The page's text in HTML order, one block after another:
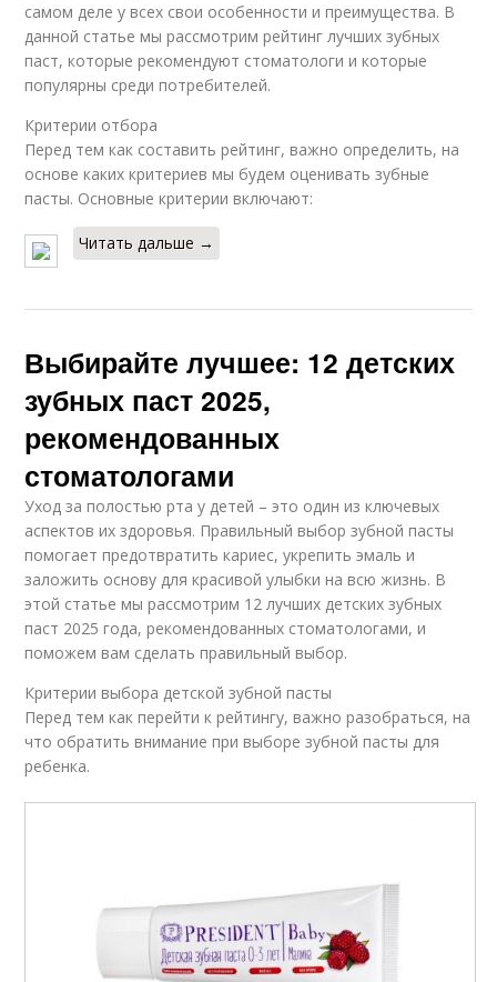
самом деле у всех свои особенности и преимущества. В
данной статье мы рассмотрим рейтинг лучших зубных
паст, которые рекомендуют стоматологи и которые
популярны среди потребителей.
Критерии отбора
Перед тем как составить рейтинг, важно определить, на
основе каких критериев мы будем оценивать зубные
пасты. Основные критерии включают:
Читать дальше →
Выбирайте лучшее: 12 детских
зубных паст 2025,
рекомендованных
стоматологами
Уход за полостью рта у детей – это один из ключевых
аспектов их здоровья. Правильный выбор зубной пасты
помогает предотвратить кариес, укрепить эмаль и
заложить основу для красивой улыбки на всю жизнь. В
этой статье мы рассмотрим 12 лучших детских зубных
паст 2025 года, рекомендованных стоматологами, и
поможем вам сделать правильный выбор.
Критерии выбора детской зубной пасты
Перед тем как перейти к рейтингу, важно разобраться, на
что обратить внимание при выборе зубной пасты для
ребенка.